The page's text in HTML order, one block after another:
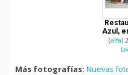
Azul,
(alfa)
Más fotografías: Nuevas